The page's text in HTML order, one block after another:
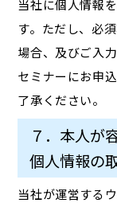
当社に個人情報
す。ただし、必
場合、及びご入
セミナーにお申
了承ください。
７．本人が
個人情報の
当社が運営する